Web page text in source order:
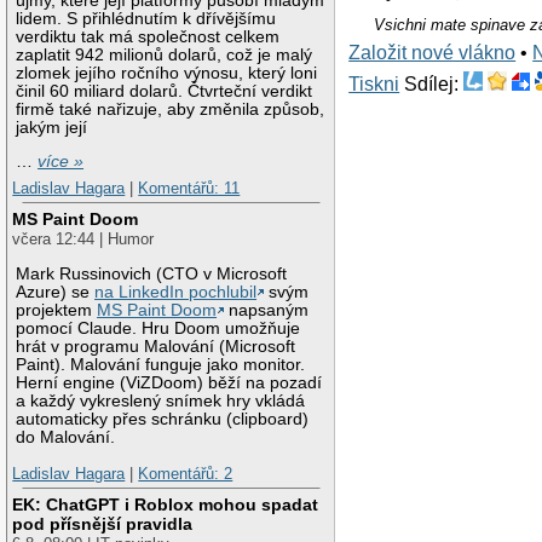
lidem. S přihlédnutím k dřívějšímu
verdiktu tak má společnost celkem
zaplatit 942 milionů dolarů, což je malý
zlomek jejího ročního výnosu, který loni
činil 60 miliard dolarů. Čtvrteční verdikt
firmě také nařizuje, aby změnila způsob,
jakým její
…více »
Ladislav Hagara
Komentářů: 11
MS Paint Doom
včera 12:44 | Humor
Mark Russinovich (CTO v Microsoft
Azure) se na LinkedIn pochlubil
svým
projektem MS Paint Doom
napsaným
pomocí Claude. Hru Doom umožňuje
hrát v programu Malování (Microsoft
Paint). Malování funguje jako monitor.
Herní engine (ViZDoom) běží na pozadí
a každý vykreslený snímek hry vkládá
automaticky přes schránku (clipboard)
do Malování.
Ladislav Hagara
Komentářů: 2
EK: ChatGPT i Roblox mohou spadat
pod přísnější pravidla
Vsichni mate spinave
Založit nové vlákno •
Tiskni Sdílej: